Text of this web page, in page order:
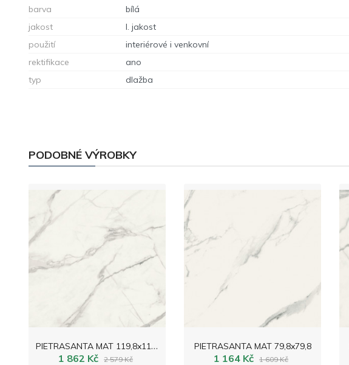
barva bílá
jakost
I. jakost
použití
interiérové i venkovní
rektifikace
ano
typ
dlažba
PODOBNÉ VÝROBKY
P
IETRASANTA MAT 119,8x119,8
1 862 Kč 2 579 Kč
PIETRASANTA MAT 79,8x79,8
1 164 Kč 1 609 Kč